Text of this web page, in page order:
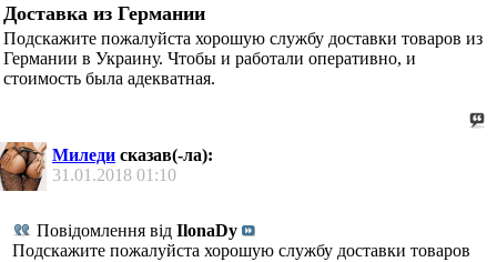
Доставка из Германии
Подскажите пожалуйста хорошую службу доставки товаров из
Германии в Украину. Чтобы и работали оперативно, и
стоимость была адекватная.
Миледи сказав(-ла):
31.01.2018 01:10
Повідомлення від IlonaDy
Подскажите пожалуйста хорошую службу доставки товаров